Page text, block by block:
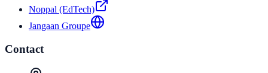
Noppal (EdTech)
Jangaan Groupe
Contact